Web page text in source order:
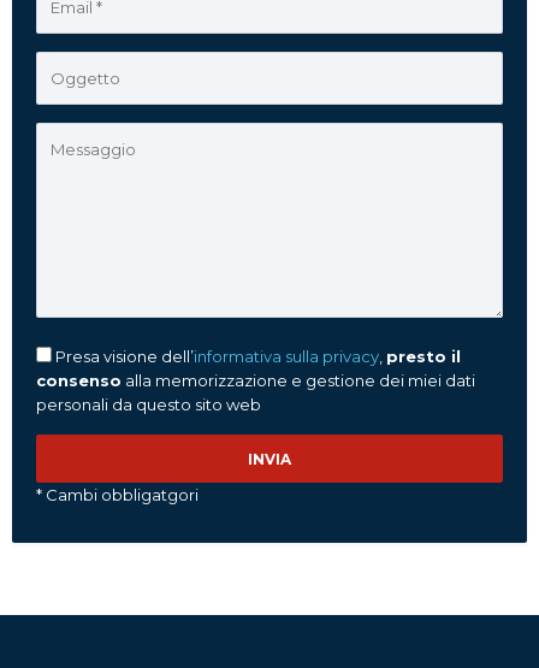
Presa visione dell’informativa sulla privacy presto il
consenso alla memorizzazione e gestione dei miei dati
personali da questo sito web
* Cambi obbligatgori